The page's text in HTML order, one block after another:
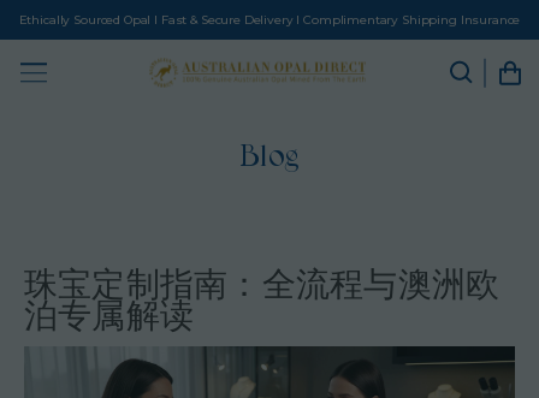
Ethically Sourced Opal I Fast & Secure Delivery I Complimentary Shipping Insurance
Blog
珠宝定制指南：全流程与澳洲欧
泊专属解读